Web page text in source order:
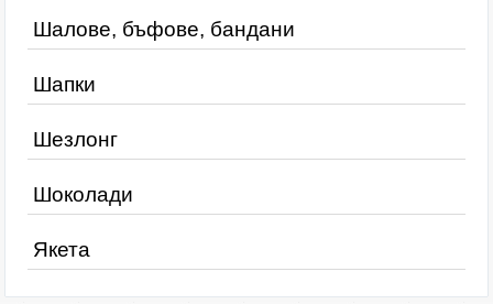
Шалове, бъфове, бандани
Шапки
Шезлонг
Шоколади
Якета